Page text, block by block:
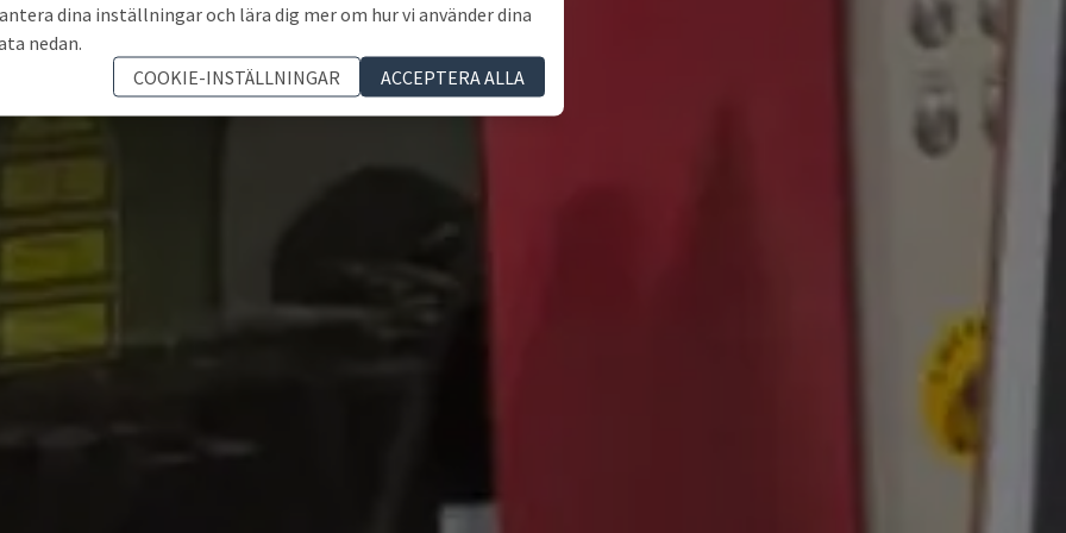
dina inställningar och lära dig mer om hur vi använder dina
nedan.
COOKIE-INSTÄLLNINGAR
ACCEPTERA ALLA